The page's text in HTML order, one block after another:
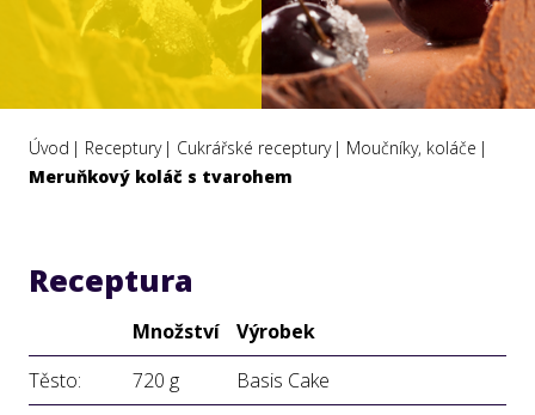
Úvod Receptury Cukrářské receptury
Moučníky, koláče
Meruňkový koláč s tvarohem
Receptura
Množství
Výrobek
Těsto:
720 g
Basis Cake